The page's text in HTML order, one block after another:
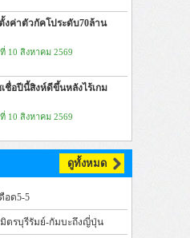
งค่าตัวกัคโประดับ70ล้าน
10 สิงหาคม 2569
ชื่อปีนี้สิงห์ดีขึ้นหลังไร้เกม
10 สิงหาคม 2569
ดูทั้งหมด
อด5-5
ตรบุรีรัมย์-กัมบะถึงญี่ปุ่น